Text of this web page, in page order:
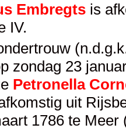
Embregtsis
IV.
zondag 23
Petronella
uit
1786 te